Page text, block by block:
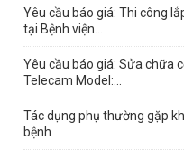
Yêu cầu báo giá: Thi công
tại Bệnh viện...
Yêu cầu báo giá: Sửa chữa
Telecam Model:...
Tác dụng phụ thường gặp
bệnh